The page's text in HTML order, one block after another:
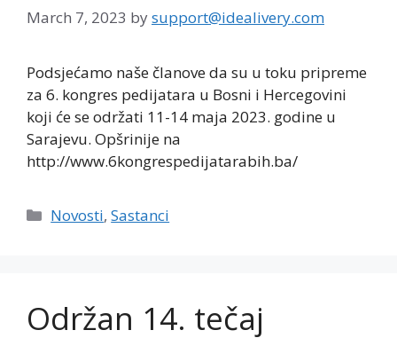
March 7, 2023 bysupport@idealivery.com
Podsjećamo naše članove da su u toku pripreme
za 6. kongres pedijatara u Bosni i Hercegovini
koji će se održati 11-14 maja 2023. godine u
Sarajevu. Opšrinije na
http://www.6kongrespedijatarabih.ba/
Categories
Novosti,Sastanci
Održan 14. tečaj